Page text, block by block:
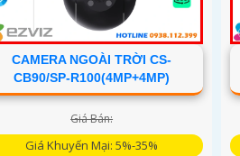
CAMERA NGOÀI TRỜI CS-
CB90/SP-R100(4MP+4MP)
Giá Bán:
Giá Khuyến Mại: 5%-35%